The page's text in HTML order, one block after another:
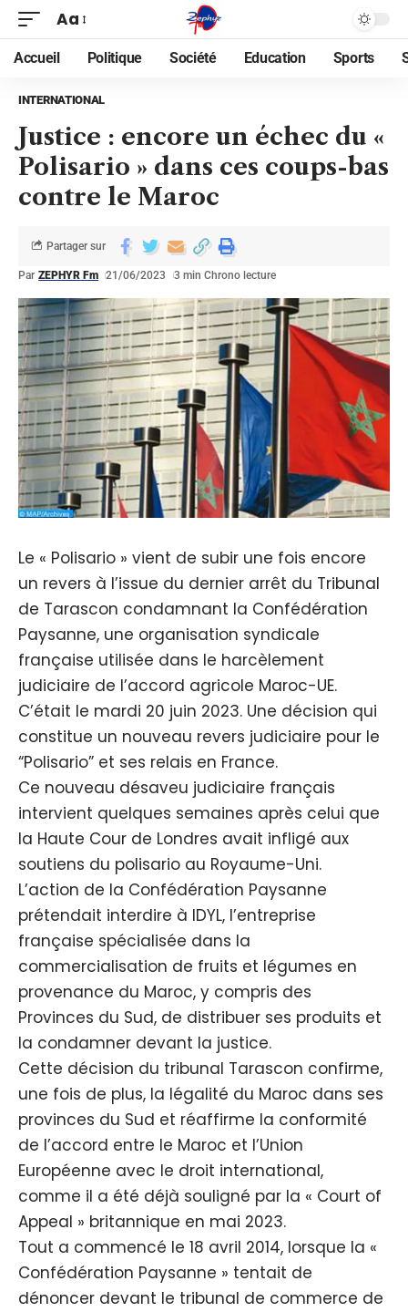
Aa
Accueil Politique Société Education Sports
INTERNATIONAL
Justice : encore un échec du «
Polisario » dans ces coups-bas
contre le Maroc
Par ZEPHYR Fm 21/06/2023 3 min Chrono lecture
Partager sur
Le « Polisario » vient de subir une fois encore
un revers à l’issue du dernier arrêt du Tribunal
de Tarascon condamnant la Confédération
Paysanne, une organisation syndicale
française utilisée dans le harcèlement
judiciaire de l’accord agricole Maroc-UE.
C’était le mardi 20 juin 2023. Une décision qui
constitue un nouveau revers judiciaire pour le
“Polisario” et ses relais en France.
Ce nouveau désaveu judiciaire français
intervient quelques semaines après celui que
la Haute Cour de Londres avait infligé aux
soutiens du polisario au Royaume-Uni.
L’action de la Confédération Paysanne
prétendait interdire à IDYL, l’entreprise
française spécialisée dans la
commercialisation de fruits et légumes en
provenance du Maroc, y compris des
Provinces du Sud, de distribuer ses produits et
la condamner devant la justice.
Cette décision du tribunal Tarascon confirme,
une fois de plus, la légalité du Maroc dans ses
provinces du Sud et réaffirme la conformité
de l’accord entre le Maroc et l’Union
Européenne avec le droit international,
comme il a été déjà souligné par la « Court of
Appeal » britannique en mai 2023.
Tout a commencé le 18 avril 2014, lorsque la «
Confédération Paysanne » tentait de
dénoncer devant le tribunal de commerce de